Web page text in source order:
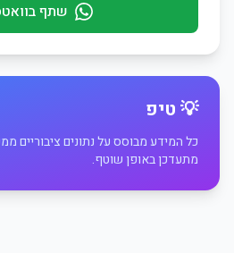
שתף
💡 טיפ
כל המידע מבוסס על נתונים ציבוריים
מתעדכן באופן שוטף.